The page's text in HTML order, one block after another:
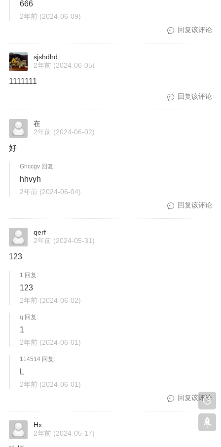
666
2年前 (2024-06-09)
回复该评论
sjshdhd
2年前 (2024-06-05)
1111111
回复该评论
在
2年前 (2024-06-02)
好
Ghccgv 回复:
hhvyh
2年前 (2024-06-04)
回复该评论
qerf
2年前 (2024-05-31)
123
1 回复:
123
2年前 (2024-06-02)
q 回复:
1
2年前 (2024-06-01)
114514 回复:
L
2年前 (2024-06-01)
回复该评论
Hx
2年前 (2024-05-17)